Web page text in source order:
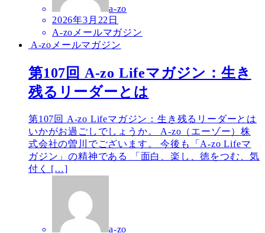
a-zo
2026年3月22日
A-zoメールマガジン
A-zoメールマガジン
第107回 A-zo Lifeマガジン：生き
残るリーダーとは
第107回 A-zo Lifeマガジン：生き残るリーダーとは
いかがお過ごしでしょうか。 A-zo（エーゾー）株
式会社の曽川でございます。 今後も「A-zo Lifeマ
ガジン」の精神である 「面白、楽し、徳をつむ、気
付く […]
a-zo